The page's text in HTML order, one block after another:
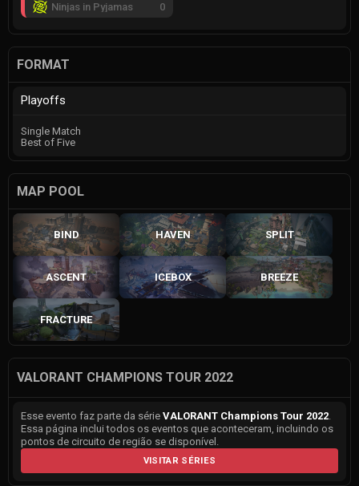
Ninjas in Pyjamas
0
FORMAT
Playoffs
Single Match
Best of Five
MAP POOL
BIND HAVEN SPLIT
ASCENT ICEBOX BREEZE
FRACTURE
VALORANT CHAMPIONS TOUR 2022
Esse evento faz parte da série VALORANT Champions Tour 2022.
Essa página inclui todos os eventos que aconteceram, incluindo os
pontos de circuito de região se disponível.
VISITAR SÉRIES